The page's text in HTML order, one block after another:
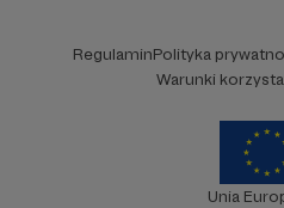
RegulaminPolityka
Warunki
Unia